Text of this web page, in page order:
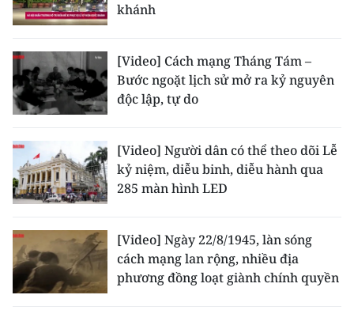
khánh
[Video] Cách mạng Tháng Tám –
Bước ngoặt lịch sử mở ra kỷ nguyên
độc lập, tự do
[Video] Người dân có thể theo dõi Lễ
kỷ niệm, diễu binh, diễu hành qua
285 màn hình LED
[Video] Ngày 22/8/1945, làn sóng
cách mạng lan rộng, nhiều địa
phương đồng loạt giành chính quyền